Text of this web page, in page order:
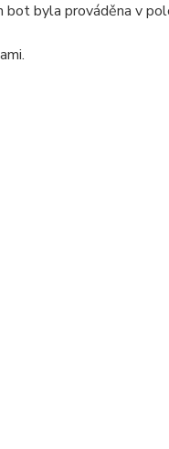
bot byla prováděna v